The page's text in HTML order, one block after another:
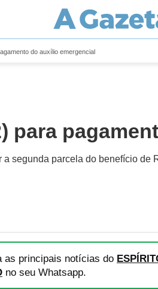
do auxílio emergencial
para
segunda parcela do benefício
as principais notícias do
no seu Whatsapp.